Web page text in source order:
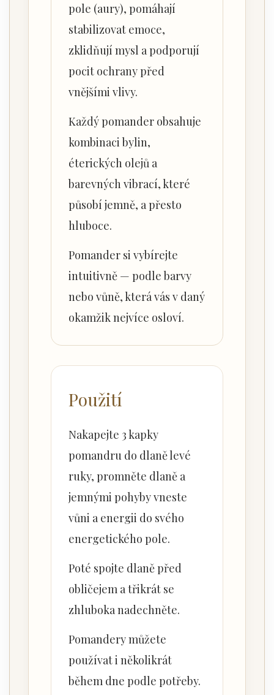
pole (aury), pomáhají
stabilizovat emoce,
zklidňují mysl a podporují
pocit ochrany před
vnějšími vlivy.
Každý pomander obsahuje
kombinaci bylin,
éterických olejů a
barevných vibrací, které
působí jemně, a přesto
hluboce.
Pomander si vybírejte
intuitivně — podle barvy
nebo vůně, která vás v daný
okamžik nejvíce osloví.
Použití
Nakapejte 3 kapky
pomandru do dlaně levé
ruky, promněte dlaně a
jemnými pohyby vneste
vůni a energii do svého
energetického pole.
Poté spojte dlaně před
obličejem a třikrát se
zhluboka nadechněte.
Pomandery můžete
používat i několikrát
během dne podle potřeby.